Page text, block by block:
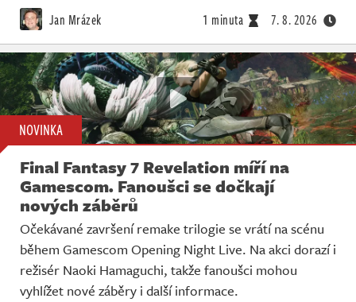
Jan Mrázek 1 minuta 7. 8. 2026
NOVINKA
Final Fantasy 7 Revelation míří na
Gamescom. Fanoušci se dočkají
nových záběrů
Očekávané završení remake trilogie se vrátí na scénu
během Gamescom Opening Night Live. Na akci dorazí i
režisér Naoki Hamaguchi, takže fanoušci mohou
vyhlížet nové záběry i další informace.